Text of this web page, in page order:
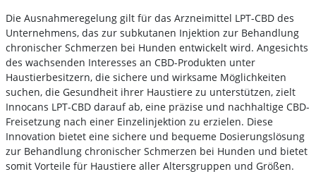
Die Ausnahmeregelung gilt für das Arzneimittel LPT-CBD des
Unternehmens, das zur subkutanen Injektion zur Behandlung
chronischer Schmerzen bei Hunden entwickelt wird. Angesichts
des wachsenden Interesses an CBD-Produkten unter
Haustierbesitzern, die sichere und wirksame Möglichkeiten
suchen, die Gesundheit ihrer Haustiere zu unterstützen, zielt
Innocans LPT-CBD darauf ab, eine präzise und nachhaltige CBD-
Freisetzung nach einer Einzelinjektion zu erzielen. Diese
Innovation bietet eine sichere und bequeme Dosierungslösung
zur Behandlung chronischer Schmerzen bei Hunden und bietet
somit Vorteile für Haustiere aller Altersgruppen und Größen.